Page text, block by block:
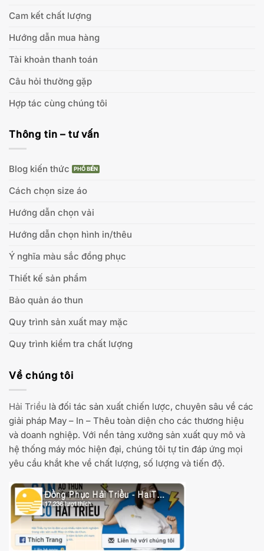
Cam kết chất lượng
Hướng dẫn mua hàng
Tài khoản thanh toán
Câu hỏi thường gặp
Hợp tác cùng chúng tôi
Thông tin – tư vấn
Blog kiến thức
Cách chọn size áo
Hướng dẫn chọn vải
Hướng dẫn chọn hình in/thêu
Ý nghĩa màu sắc đồng phục
Thiết kế sản phẩm
Bảo quản áo thun
Quy trình sản xuất may mặc
Quy trình kiểm tra chất lượng
Về chúng tôi
Hải Triều là đối tác sản xuất chiến lược, chuyên sâu về các
giải pháp May – In – Thêu toàn diện cho các thương hiệu
và doanh nghiệp. Với nền tảng xưởng sản xuất quy mô và
hệ thống máy móc hiện đại, chúng tôi tự tin đáp ứng mọi
yêu cầu khắt khe về chất lượng, số lượng và tiến độ.